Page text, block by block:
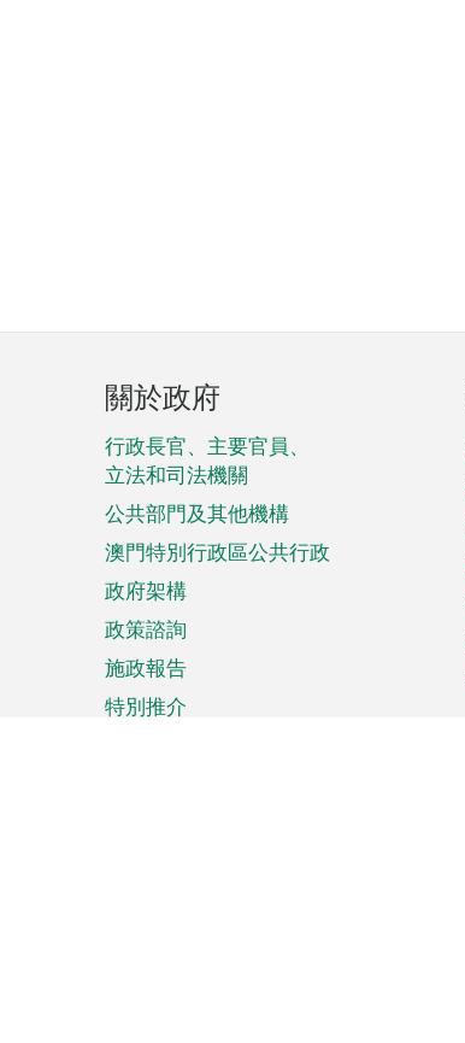
頁
腳
菜
單
關於政府
行政長官、主要官員、
立法和司法機關
公共部門及其他機構
澳門特別行政區公共行政
政府架構
政策諮詢
施政報告
特別推介